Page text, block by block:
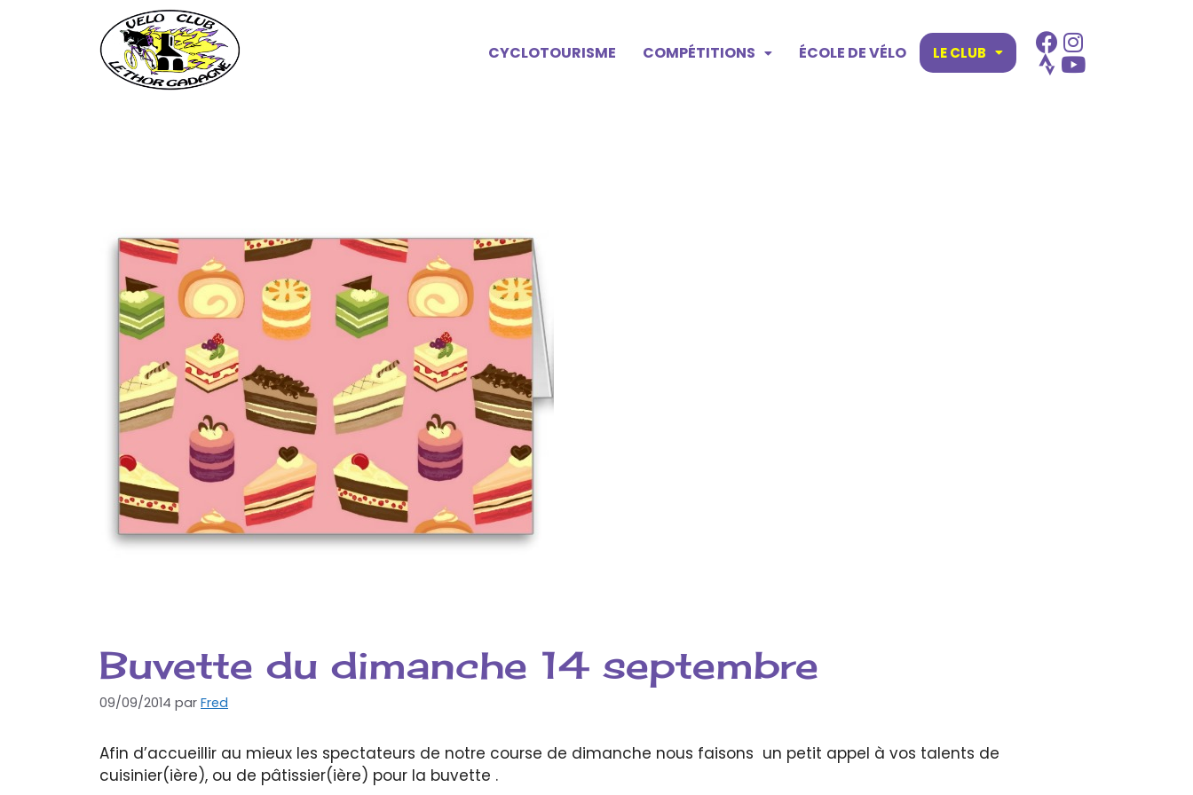
CYCLOTOURISME COMPÉTITIONS ÉCOLE DE VÉLO LE CLUB
Buvette du dimanche 14 septembre
09/09/2014 par Fred
Afin d’accueillir au mieux les spectateurs de notre course de dimanche nous faisons un petit appel à vos talents de
cuisinier(ière), ou de pâtissier(ière) pour la buvette .